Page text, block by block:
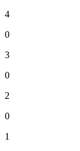
4
0
3
0
2
0
1